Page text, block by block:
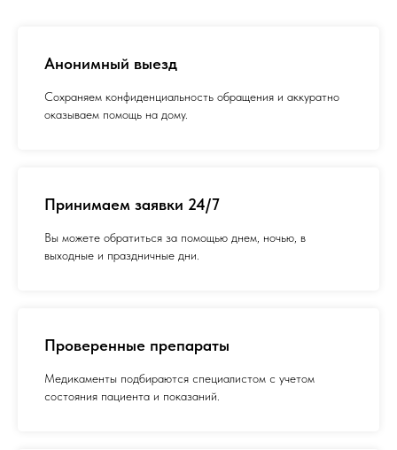
Анонимный выезд
Сохраняем конфиденциальность обращения и аккуратно
оказываем помощь на дому.
Принимаем заявки 24/7
Вы можете обратиться за помощью днем, ночью, в
выходные и праздничные дни.
Проверенные препараты
Медикаменты подбираются специалистом с учетом
состояния пациента и показаний.